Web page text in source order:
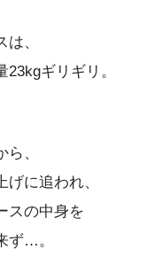
、
ギリギリ。
、
に追われ、
スの中身を
ず…。